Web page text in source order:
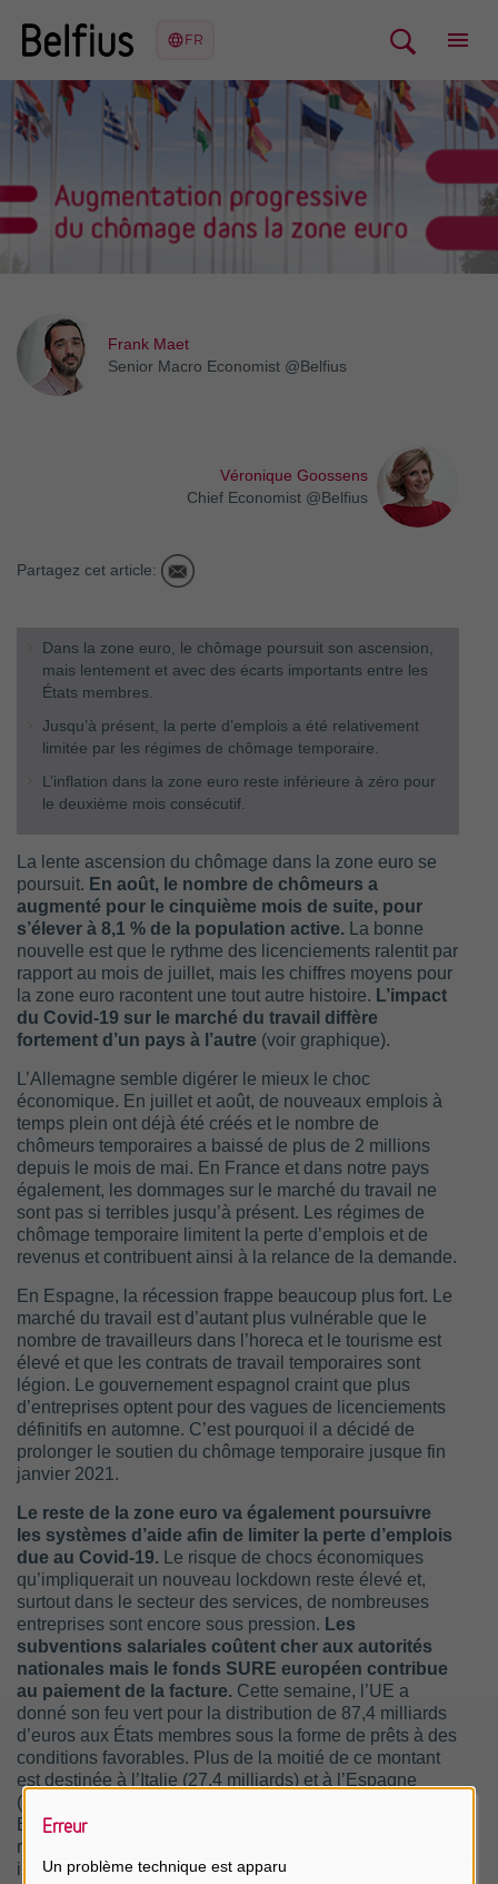
Frank Maet
Senior Macro Economist @Belfius
Véronique Goossens
Chief Economist @Belfius
Partagez cet article:
Dans la zone euro, le chômage poursuit son ascension,
mais lentement et avec des écarts importants entre les
États membres.
Jusqu’à présent, la perte d’emplois a été relativement
limitée par les régimes de chômage temporaire.
L’inflation dans la zone euro reste inférieure à zéro pour
le deuxième mois consécutif.
La lente ascension du chômage dans la zone euro se
poursuit. En août, le nombre de chômeurs a
augmenté pour le cinquième mois de suite, pour
s’élever à 8,1 % de la population active. La bonne
nouvelle est que le rythme des licenciements ralentit par
rapport au mois de juillet, mais les chiffres moyens pour
la zone euro racontent une tout autre histoire. L’impact
du Covid-19 sur le marché du travail diffère
fortement d’un pays à l’autre (voir graphique).
L’Allemagne semble digérer le mieux le choc
économique. En juillet et août, de nouveaux emplois à
temps plein ont déjà été créés et le nombre de
chômeurs temporaires a baissé de plus de 2 millions
depuis le mois de mai. En France et dans notre pays
également, les dommages sur le marché du travail ne
sont pas si terribles jusqu’à présent. Les régimes de
chômage temporaire limitent la perte d’emplois et de
revenus et contribuent ainsi à la relance de la demande.
En Espagne, la récession frappe beaucoup plus fort. Le
marché du travail est d’autant plus vulnérable que le
nombre de travailleurs dans l’horeca et le tourisme est
élevé et que les contrats de travail temporaires sont
légion. Le gouvernement espagnol craint que plus
d’entreprises optent pour des vagues de licenciements
définitifs en automne. C’est pourquoi il a décidé de
prolonger le soutien du chômage temporaire jusque fin
janvier 2021.
Le reste de la zone euro va également poursuivre
les systèmes d’aide afin de limiter la perte d’emplois
due au Covid-19. Le risque de chocs économiques
qu’impliquerait un nouveau lockdown reste élevé et,
surtout dans le secteur des services, de nombreuses
entreprises sont encore sous pression. Les
subventions salariales coûtent cher aux autorités
nationales mais le fonds SURE européen contribue
au paiement de la facture. Cette semaine, l’UE a
donné son feu vert pour la distribution de 87,4 milliards
d’euros aux États membres sous la forme de prêts à des
conditions favorables. Plus de la moitié de ce montant
est destinée à l’Italie (27,4 milliards) et à l’Espagne
(21,3 milliards), tandis qu’avec 7,8 milliards d’euros, la
Belgique se retrouve en quatrième position. Il reste une
réserve de 12,6 milliards d’euros dans le fonds SURE
initial. Elle peut toujours venir à point.
Erreur
Un problème technique est apparu